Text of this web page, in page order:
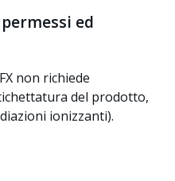
ed
non richiede
del prodotto,
ionizzanti).